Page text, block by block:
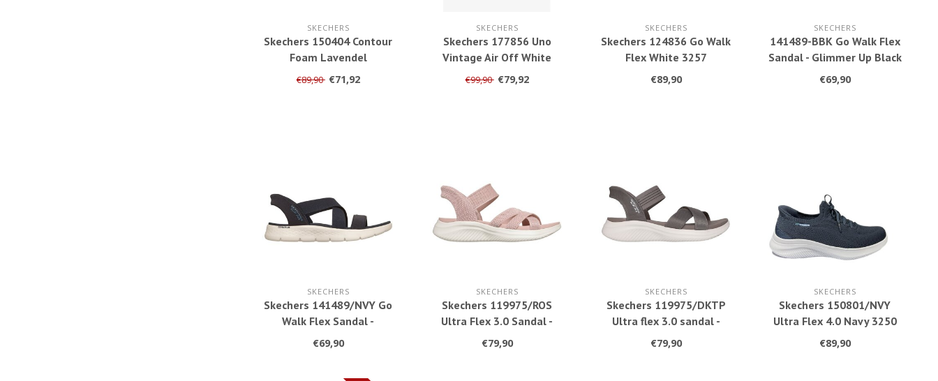
SKECHERS
Skechers 150404 Contour
Foam Lavendel
€89,90 €71,92
SKECHERS
Skechers 177856 Uno
Vintage Air Off White
€99,90 €79,92
SKECHERS
Skechers 124836 Go Walk
Flex White 3257
€89,90
SKECHERS
141489-BBK Go Walk Flex
Sandal - Glimmer Up Black
3256
€69,90
SKECHERS
Skechers 141489/NVY Go
Walk Flex Sandal -
Glimmer Up Navy 3255
€69,90
SKECHERS
Skechers 119975/ROS
Ultra Flex 3.0 Sandal -
Never Better Rose 3254
€79,90
SKECHERS
Skechers 119975/DKTP
Ultra flex 3.0 sandal -
never better dark taupe
€79,90
SKECHERS
Skechers 150801/NVY
Ultra Flex 4.0 Navy 3250
€89,90